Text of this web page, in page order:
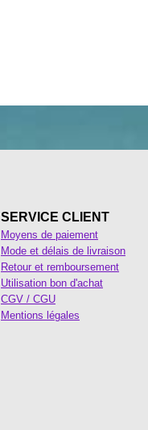
SERVICE CLIENT
Moyens de paiement
Mode et délais de livraison
Retour et remboursement
Utilisation bon d'achat
CGV / CGU
Mentions légales